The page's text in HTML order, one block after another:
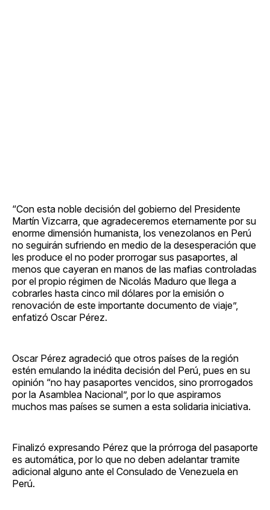
“Con esta noble decisión del gobierno del Presidente
Martín Vizcarra, que agradeceremos eternamente por su
enorme dimensión humanista, los venezolanos en Perú
no seguirán sufriendo en medio de la desesperación que
les produce el no poder prorrogar sus pasaportes, al
menos que cayeran en manos de las mafias controladas
por el propio régimen de Nicolás Maduro que llega a
cobrarles hasta cinco mil dólares por la emisión o
renovación de este importante documento de viaje”,
enfatizó Oscar Pérez.
Oscar Pérez agradeció que otros países de la región
estén emulando la inédita decisión del Perú, pues en su
opinión “no hay pasaportes vencidos, sino prorrogados
por la Asamblea Nacional”, por lo que aspiramos
muchos mas países se sumen a esta solidaria iniciativa.
Finalizó expresando Pérez que la prórroga del pasaporte
es automática, por lo que no deben adelantar tramite
adicional alguno ante el Consulado de Venezuela en
Perú.